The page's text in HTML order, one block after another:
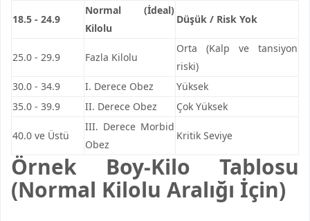
18.5 - 24.9
Normal (İdeal)
Kilolu
Düşük / Risk Yok
25.0 - 29.9 Fazla Kilolu
Orta (Kalp ve tansiyon
riski)
30.0 - 34.9
I. Derece Obez
Yüksek
35.0 - 39.9
II. Derece Obez Çok Yüksek
40.0 ve Üstü
III. Derece Morbid
Obez
Kritik Seviye
Örnek Boy-Kilo Tablosu
(Normal Kilolu Aralığı İçin)